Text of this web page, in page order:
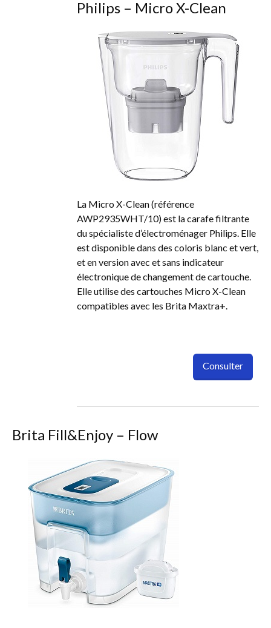
Philips – Micro X-Clean
La Micro X-Clean (référence
AWP2935WHT/10) est la carafe filtrante
du spécialiste d’électroménager Philips. Elle
est disponible dans des coloris blanc et vert,
et en version avec et sans indicateur
électronique de changement de cartouche.
Elle utilise des cartouches Micro X-Clean
compatibles avec les Brita Maxtra+.
Consulter
Brita Fill&Enjoy – Flow